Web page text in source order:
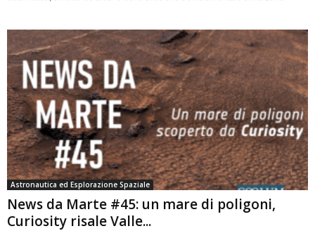
Astronautica ed Esplorazione Spaziale
News da Marte #45: un mare di poligoni,
Curiosity risale Valle...